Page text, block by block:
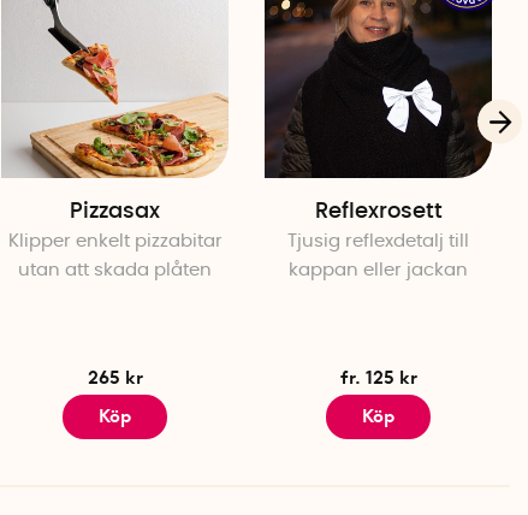
Pizzasax
Klipper enkelt pizzabitar
utan att skada plåten
265 kr
Köp
Reflexrosett
Tjusig reflexdetalj till
kappan eller jackan
fr. 125 kr
Köp